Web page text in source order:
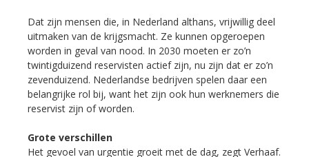
Dat zijn mensen die, in Nederland althans, vrijwillig deel
uitmaken van de krijgsmacht. Ze kunnen opgeroepen
worden in geval van nood. In 2030 moeten er zo’n
twintigduizend reservisten actief zijn, nu zijn dat er zo’n
zevenduizend. Nederlandse bedrijven spelen daar een
belangrijke rol bij, want het zijn ook hun werknemers die
reservist zijn of worden.
Grote verschillen
Het gevoel van urgentie groeit met de dag, zegt Verhaaf.